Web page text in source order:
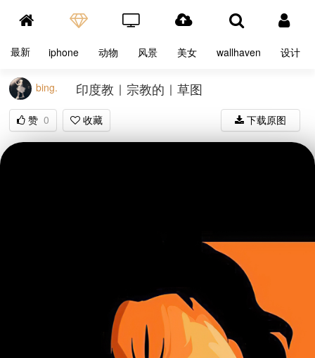
最新 iphone 动物 风景 美女 wallhaven 设计
bing. 印度教｜宗教的｜草图
赞 0 收藏 下载原图